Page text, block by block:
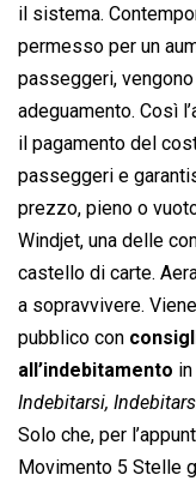
il sistema.
permesso per un
passeggeri,
adeguamento. Così
il pagamento del
passeggeri e
prezzo, pieno o
Windjet, una delle
castello di carte.
a sopravvivere.
pubblico con
all’indebitamento
Indebitarsi,
Solo che, per
Movimento 5 Stelle